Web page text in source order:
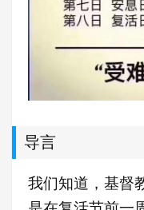
导言
我们知道，基督